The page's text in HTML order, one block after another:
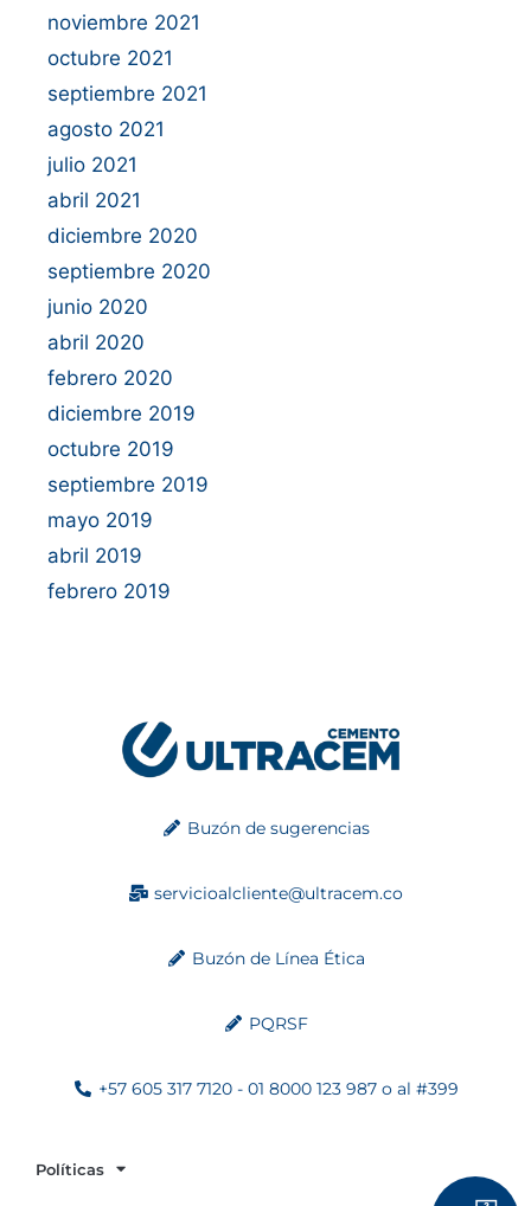
noviembre 2021
octubre 2021
septiembre 2021
agosto 2021
julio 2021
abril 2021
diciembre 2020
septiembre 2020
junio 2020
abril 2020
febrero 2020
diciembre 2019
octubre 2019
septiembre 2019
mayo 2019
abril 2019
febrero 2019
Buzón de sugerencias
servicioalcliente@ultracem.co
Buzón de Línea Ética
PQRSF
+57 605 317 7120 - 01 8000 123 987 o al #399
Políticas